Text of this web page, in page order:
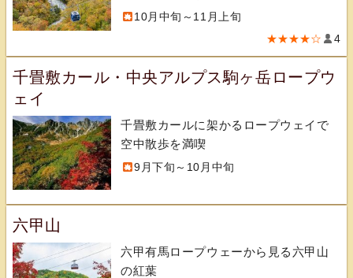
10月中旬～11月上旬
★★★★☆ 4
千畳敷カール・中央アルプス駒ヶ岳ロープウ
ェイ
千畳敷カールに架かるロープウェイで
空中散歩を満喫
9月下旬～10月中旬
六甲山
六甲有馬ロープウェーから見る六甲山
の紅葉